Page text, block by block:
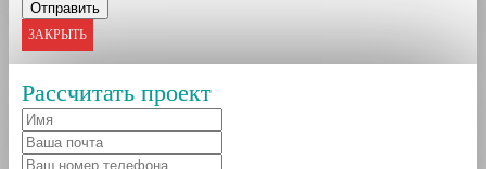
ЗАКРЫТЬ
Рассчитать проект